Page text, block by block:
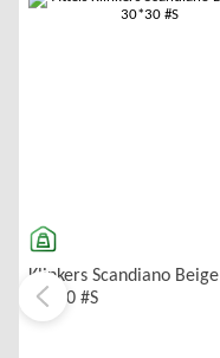
Klinkers Scandiano Beige
30*30 #S